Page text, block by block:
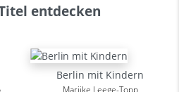
entdecken
Berlin mit Kindern
Marijke Leege-Topp